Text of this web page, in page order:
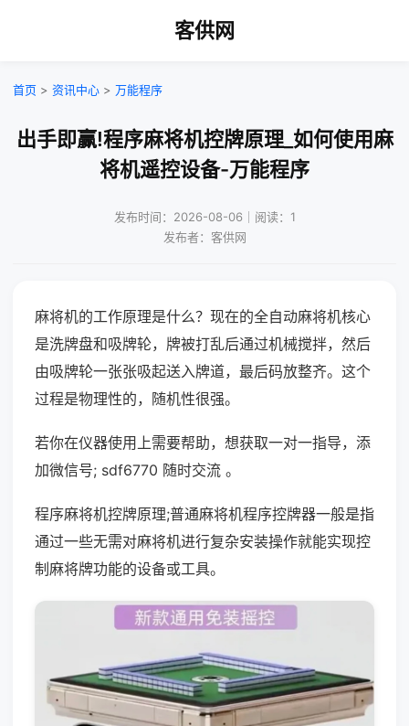
客供网
首页 > 资讯中心 > 万能程序
出手即赢!程序麻将机控牌原理_如何使用麻
将机遥控设备-万能程序
发布时间：2026-08-06｜阅读：1
发布者：客供网
麻将机的工作原理是什么？现在的全自动麻将机核心
是洗牌盘和吸牌轮，牌被打乱后通过机械搅拌，然后
由吸牌轮一张张吸起送入牌道，最后码放整齐。这个
过程是物理性的，随机性很强。
若你在仪器使用上需要帮助，想获取一对一指导，添
加微信号; sdf6770 随时交流 。
程序麻将机控牌原理;普通麻将机程序控牌器一般是指
通过一些无需对麻将机进行复杂安装操作就能实现控
制麻将牌功能的设备或工具。